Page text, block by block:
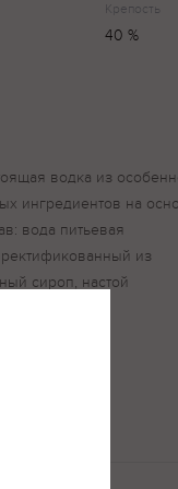
Крепость
40 %
водка из
ингредиентов на
вода питьевая
из
сироп, настой